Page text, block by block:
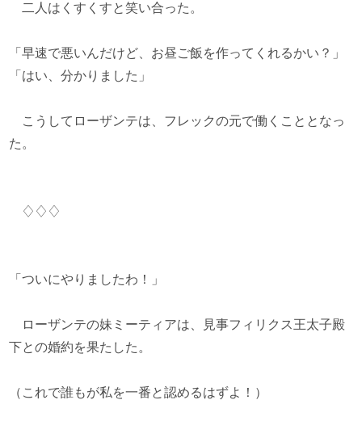
二人はくすくすと笑い合った。
「早速で悪いんだけど、お昼ご飯を作ってくれるかい？」
「はい、分かりました」
こうしてローザンテは、フレックの元で働くこととなっ
た。
♢♢♢
「ついにやりましたわ！」
ローザンテの妹ミーティアは、見事フィリクス王太子殿
下との婚約を果たした。
（これで誰もが私を一番と認めるはずよ！）